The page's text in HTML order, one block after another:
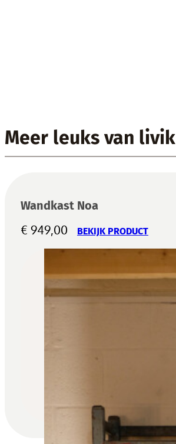
Meer leuks van livik
Wandkast Noa
€ 949,00 BEKIJK PRODUCT